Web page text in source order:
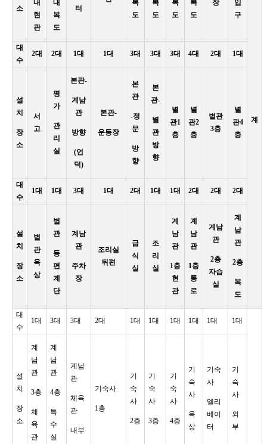
소
내
현
관
내
복
도
터
복
도
복
도
복
도
복
도
장
입
구
계
대
수
2대 2대 1대 1대 3대 3대 3대 4대 2대 1대
설
치
장
소
서
고
평
가
관
리
실
본관-
계남
관
방향
(언
덕)
본관-
운동장
본
관
-정
문
방
향
본
관-
별
관
방
향
별
관1
층
별
관2
층
별관
3층
별
관4
층
대
수
1대 1대 3대 1대 2대 1대 1대 2대 2대 2대
설
치
장
소
별
관
옥
상
별
관
동
편
계
단
계남
관
주차
장
조리실
뒤편
급
식
실
조
리
실
계
남
관
1층
현
관
계
남
관
1층
통
로
계남
관
2층
자습
실
계
남
관
2층
복
도
대
수
1대 3대 3대 2대 1대 1대 1대 1대 1대 1대
설
치
장
소
계
남
관
3층
체
육
관
계
남
관
4층
특
수
실
계남
관
체육
관
내부
기숙사
1층
기
숙
사
2층
기
숙
사
3층
기
숙
사
4층
기
숙
사
옥
상
기숙
사
엘리
베이
터
기
숙
사
외
부